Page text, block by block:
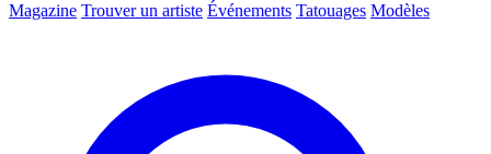
Magazine Trouver un artiste Événements Tatouages Modèles